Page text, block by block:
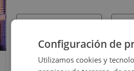
Configuración de
Utilizamos cookies y